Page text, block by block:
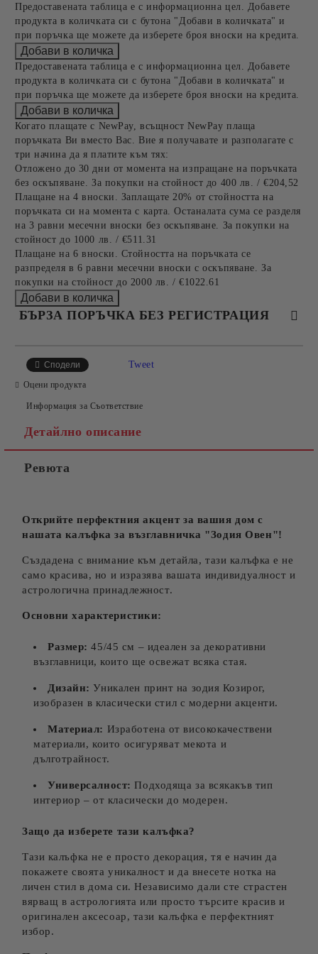
Предоставената таблица е с информационна цел. Добавете
продукта в количката си с бутона "Добави в количката" и
при поръчка ще можете да изберете броя вноски на кредита.
Предоставената таблица е с информационна цел. Добавете
продукта в количката си с бутона "Добави в количката" и
при поръчка ще можете да изберете броя вноски на кредита.
Когато плащате с NewPay, всъщност NewPay плаща
поръчката Ви вместо Вас. Вие я получавате и разполагате с
три начина да я платите към тях:
Отложено до 30 дни от момента на изпращане на поръчката
без оскъпяване. За покупки на стойност до 400 лв. / €204,52
Плащане на 4 вноски. Заплащате 20% от стойността на
поръчката си на момента с карта. Останалата сума се разделя
на 3 равни месечни вноски без оскъпяване. За покупки на
стойност до 1000 лв. / €511.31
Плащане на 6 вноски. Стойността на поръчката се
разпределя в 6 равни месечни вноски с оскъпяване. За
покупки на стойност до 2000 лв. / €1022.61
БЪРЗА ПОРЪЧКА БЕЗ РЕГИСТРАЦИЯ
Сподели Tweet
Оцени продукта
Информация за Съответствие
Детайлно описание
Ревюта
Открийте перфектния акцент за вашия дом с
нашата калъфка за възглавничка "Зодия Овен"!
Създадена с внимание към детайла, тази калъфка е не
само красива, но и изразява вашата индивидуалност и
астрологична принадлежност.
Основни характеристики:
Размер: 45/45 см – идеален за декоративни
възглавници, които ще освежат всяка стая.
Дизайн: Уникален принт на зодия Козирог,
изобразен в класически стил с модерни акценти.
Материал: Изработена от висококачествени
материали, които осигуряват мекота и
дълготрайност.
Универсалност: Подходяща за всякакъв тип
интериор – от класически до модерен.
Защо да изберете тази калъфка?
Тази калъфка не е просто декорация, тя е начин да
покажете своята уникалност и да внесете нотка на
личен стил в дома си. Независимо дали сте страстен
вярващ в астрологията или просто търсите красив и
оригинален аксесоар, тази калъфка е перфектният
избор.